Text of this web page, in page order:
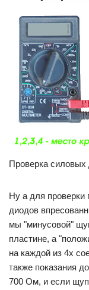
Проверка силовых
Ну а для
диодов
мы "минусовой"
пластине, а
на каждой из 4х
также показания
700 Ом, и если